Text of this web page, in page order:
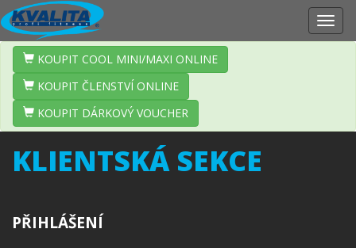
KLIENTSKÁ SEKCE
PŘIHLÁŠENÍ
KOUPIT COOL MINI/MAXI ONLINE
KOUPIT ČLENSTVÍ ONLINE
KOUPIT DÁRKOVÝ VOUCHER